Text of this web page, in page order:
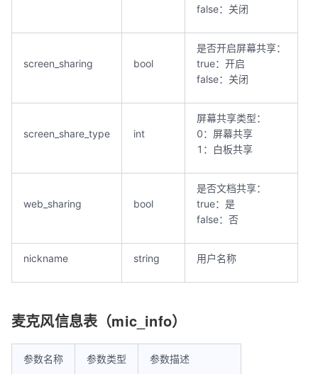
false：关闭
screen_sharing bool
是否开启屏幕共享：
true：开启
false：关闭
screen_share_type int
屏幕共享类型：
0：屏幕共享
1：白板共享
web_sharing bool
是否文档共享：
true：是
false：否
nickname string 用户名称
麦克风信息表（mic_info）
参数名称 参数类型 参数描述